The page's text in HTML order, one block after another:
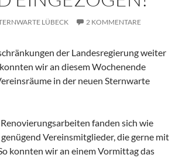
LÜBECK 2 KOMMENTARE
der Landesregierung weiter
wir an diesem Wochenende
in der neuen Sternwarte
fanden sich wie
Vereinsmitglieder, die gerne mit
konnten wir an einem Vormittag das